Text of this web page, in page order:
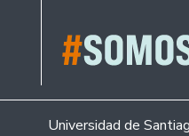
Universidad de